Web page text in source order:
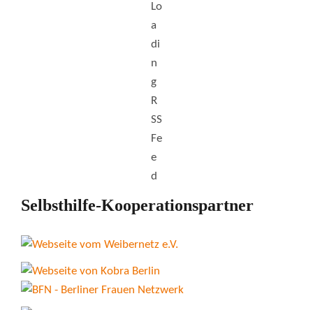
Selbsthilfe-Kooperationspartner